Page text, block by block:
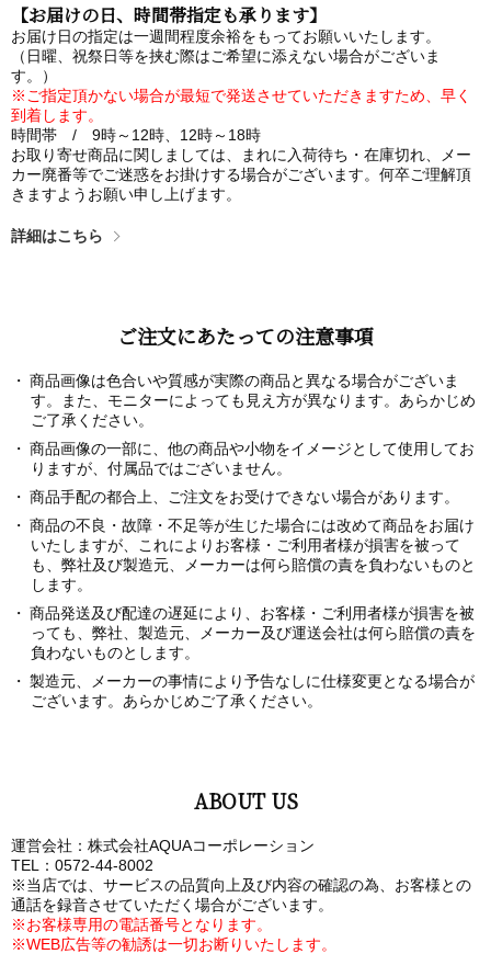
【お届けの日、時間帯指定も承ります】
お届け日の指定は一週間程度余裕をもってお願いいたします。
（日曜、祝祭日等を挟む際はご希望に添えない場合がございま
す。）
※ご指定頂かない場合が最短で発送させていただきますため、早く
到着します。
時間帯 / 9時～12時、12時～18時
お取り寄せ商品に関しましては、まれに入荷待ち・在庫切れ、メー
カー廃番等でご迷惑をお掛けする場合がございます。何卒ご理解頂
きますようお願い申し上げます。
詳細はこちら
ご注文にあたっての注意事項
商品画像は色合いや質感が実際の商品と異なる場合がございま
す。また、モニターによっても見え方が異なります。あらかじめ
ご了承ください。
商品画像の一部に、他の商品や小物をイメージとして使用してお
りますが、付属品ではございません。
商品手配の都合上、ご注文をお受けできない場合があります。
商品の不良・故障・不足等が生じた場合には改めて商品をお届け
いたしますが、これによりお客様・ご利用者様が損害を被って
も、弊社及び製造元、メーカーは何ら賠償の責を負わないものと
します。
商品発送及び配達の遅延により、お客様・ご利用者様が損害を被
っても、弊社、製造元、メーカー及び運送会社は何ら賠償の責を
負わないものとします。
製造元、メーカーの事情により予告なしに仕様変更となる場合が
ございます。あらかじめご了承ください。
ABOUT US
運営会社：株式会社AQUAコーポレーション
TEL：0572-44-8002
※当店では、サービスの品質向上及び内容の確認の為、お客様との
通話を録音させていただく場合がございます。
※お客様専用の電話番号となります。
※WEB広告等の勧誘は一切お断りいたします。